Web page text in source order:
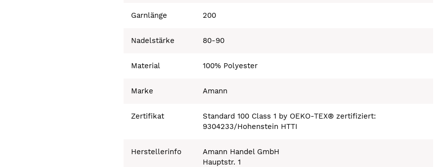
Garnlänge 200
Nadelstärke 80-90
Material 100% Polyester
Marke Amann
Zertifikat
Standard 100 Class 1 by OEKO-TEX® zertifiziert:
9304233/Hohenstein HTTI
Herstellerinfo
Amann Handel GmbH
Hauptstr. 1